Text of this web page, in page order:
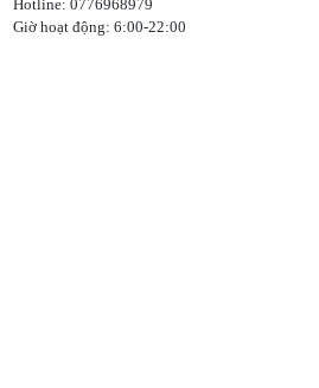
Hotline: 0776968979
Giờ hoạt động: 6:00-22:00